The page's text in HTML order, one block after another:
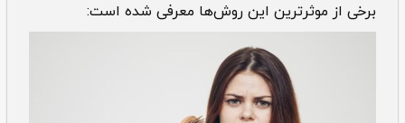
برخی از موثرترین این روش‌ها معرفی شده است: